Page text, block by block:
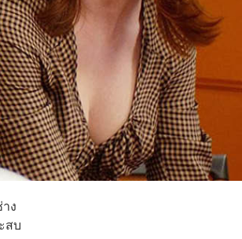
ง
สบ